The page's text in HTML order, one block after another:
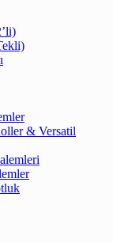
& Versatil